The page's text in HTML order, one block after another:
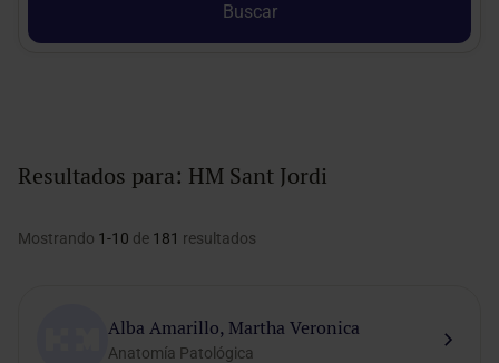
Buscar
Resultados para: HM Sant Jordi
Mostrando 1-10 de 181 resultados
Alba Amarillo, Martha Veronica
Anatomía Patológica